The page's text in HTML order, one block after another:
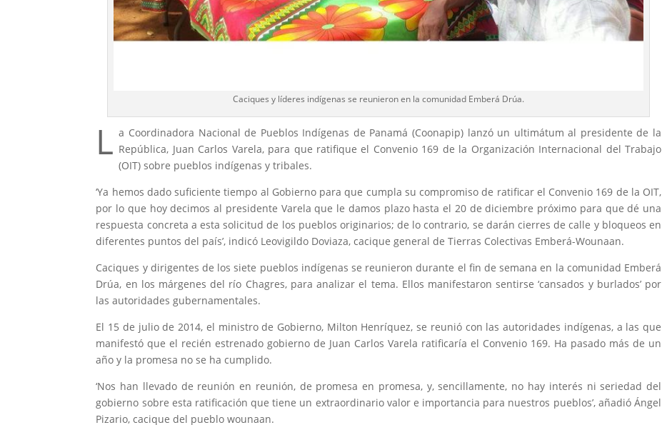
Caciques y líderes indígenas se reunieron en la comunidad Emberá Drúa.
L a Coordinadora Nacional de Pueblos Indígenas de Panamá (Coonapip) lanzó un ultimátum al presidente de la
República, Juan Carlos Varela, para que ratifique el Convenio 169 de la Organización Internacional del Trabajo
(OIT) sobre pueblos indígenas y tribales.
‘Ya hemos dado suficiente tiempo al Gobierno para que cumpla su compromiso de ratificar el Convenio 169 de la OIT,
por lo que hoy decimos al presidente Varela que le damos plazo hasta el 20 de diciembre próximo para que dé una
respuesta concreta a esta solicitud de los pueblos originarios; de lo contrario, se darán cierres de calle y bloqueos en
diferentes puntos del país’, indicó Leovigildo Doviaza, cacique general de Tierras Colectivas Emberá-Wounaan.
Caciques y dirigentes de los siete pueblos indígenas se reunieron durante el fin de semana en la comunidad Emberá
Drúa, en los márgenes del río Chagres, para analizar el tema. Ellos manifestaron sentirse ‘cansados y burlados’ por
las autoridades gubernamentales.
El 15 de julio de 2014, el ministro de Gobierno, Milton Henríquez, se reunió con las autoridades indígenas, a las que
manifestó que el recién estrenado gobierno de Juan Carlos Varela ratificaría el Convenio 169. Ha pasado más de un
año y la promesa no se ha cumplido.
‘Nos han llevado de reunión en reunión, de promesa en promesa, y, sencillamente, no hay interés ni seriedad del
gobierno sobre esta ratificación que tiene un extraordinario valor e importancia para nuestros pueblos’, añadió Ángel
Pizario, cacique del pueblo wounaan.